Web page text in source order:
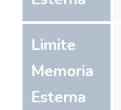
Limite
Memoria
Esterna